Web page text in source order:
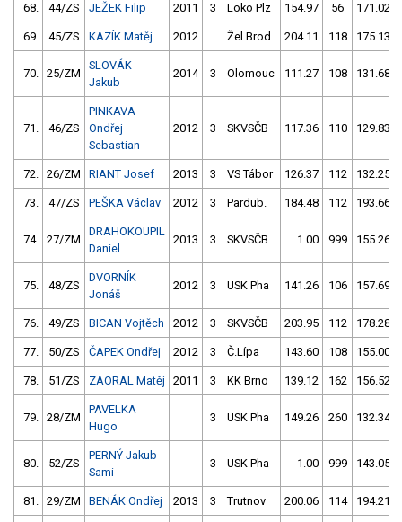
68. 44/ZS JEŽEK Filip 2011 3 Loko Plz 154.97 56 171.02
69. 45/ZS KAZÍK Matěj 2012 Žel.Brod 204.11 118 175.13
70. 25/ZM
SLOVÁK
Jakub
2014 3 Olomouc 111.27 108 131.68
71. 46/ZS
PINKAVA
Ondřej
Sebastian
2012 3 SKVSČB 117.36 110 129.83
72. 26/ZM RIANT Josef 2013 3 VS Tábor 126.37 112 132.25
73. 47/ZS PEŠKA Václav 2012 3 Pardub. 184.48 112 193.66
74. 27/ZM
DRAHOKOUPIL
Daniel
2013 3 SKVSČB 1.00 999 155.26
75. 48/ZS
DVORNÍK
Jonáš
2012 3 USK Pha 141.26 106 157.69
76. 49/ZS BICAN Vojtěch 2012 3 SKVSČB 203.95 112 178.28
77. 50/ZS ČAPEK Ondřej 2012 3 Č.Lípa 143.60 108 155.00
78. 51/ZS ZAORAL Matěj 2011 3 KK Brno 139.12 162 156.52
79. 28/ZM
PAVELKA
Hugo
3 USK Pha 149.26 260 132.34
80. 52/ZS
PERNÝ Jakub
Sami
3 USK Pha 1.00 999 143.05
81. 29/ZM BENÁK Ondřej 2013 3 Trutnov 200.06 114 194.21